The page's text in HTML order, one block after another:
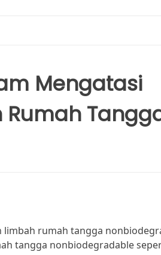
Mengatasi
rumah tangga
tangga nonbiodegradable